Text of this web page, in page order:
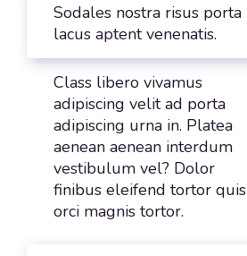
Sodales nostra risus porta
lacus aptent venenatis.
Class libero vivamus
adipiscing velit ad porta
adipiscing urna in. Platea
aenean aenean interdum
vestibulum vel? Dolor
finibus eleifend tortor quis
orci magnis tortor.